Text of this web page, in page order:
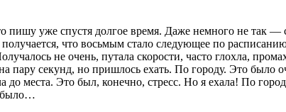
уже спустя долгое время. Даже немного не так —
что восьмым стало следующее по
не очень, путала скорости, часто глохла,
пару секунд, но пришлось ехать. По городу. Это
до места. Это был, конечно, стресс. Но я ехала! По
было…